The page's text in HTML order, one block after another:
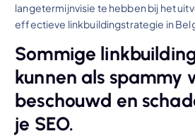
langetermijnvisie te hebben bij het
effectieve linkbuildingstrategie in
Sommige
kunnen als spammy
beschouwd en
je SEO.